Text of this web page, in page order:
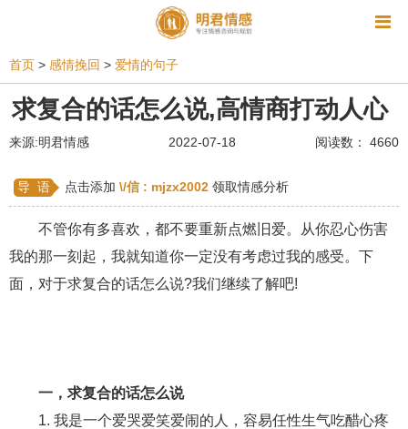
相亲 同性恋 恋爱技巧 挽回爱情
挽救婚姻 星座情感 离婚 心情
姻缘测试 分娩
水瓶座男生 摩羯座男生 射手座男生
天蝎座男生 天秤座男生 处女座男生
不和 金牛座男生
首页 > 感情挽回 > 爱情的句子
求复合的话怎么说,高情商打动人心
来源:明君情感 2022-07-18 阅读数： 4660
导 语 点击添加 \/信 : mjzx2002 领取情感分析
不管你有多喜欢，都不要重新点燃旧爱。从你忍心伤害
我的那一刻起，我就知道你一定没有考虑过我的感受。下
面，对于求复合的话怎么说?我们继续了解吧!
一，求复合的话怎么说
1. 我是一个爱哭爱笑爱闹的人，容易任性生气吃醋心疼